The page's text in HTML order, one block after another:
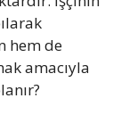
hem de
amacıyla